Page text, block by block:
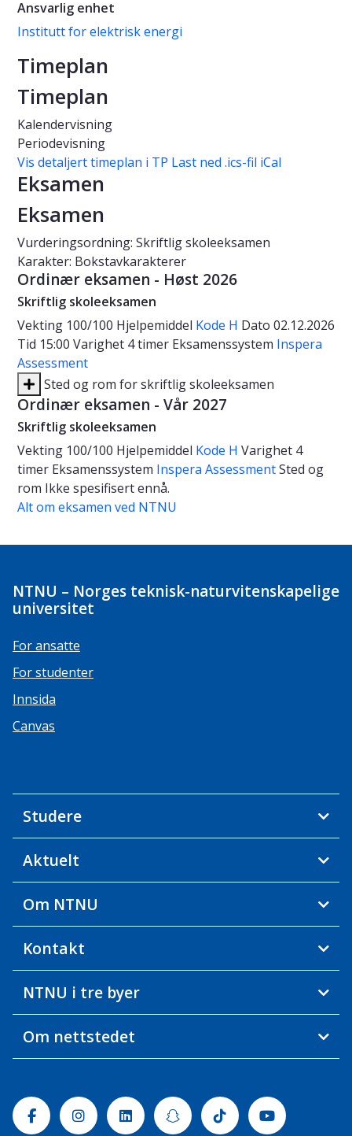
Ansvarlig enhet
Institutt for elektrisk energi
Timeplan
Timeplan
Kalendervisning
Periodevisning
Vis detaljert timeplan i TP Last ned .ics-fil iCal
Eksamen
Eksamen
Vurderingsordning: Skriftlig skoleeksamen
Karakter: Bokstavkarakterer
Ordinær eksamen - Høst 2026
Skriftlig skoleeksamen
Vekting 100/100 Hjelpemiddel Kode H Dato 02.12.2026
Tid 15:00 Varighet 4 timer Eksamenssystem Inspera
Assessment
Sted og rom for skriftlig skoleeksamen
Ordinær eksamen - Vår 2027
Skriftlig skoleeksamen
Vekting 100/100 Hjelpemiddel Kode H Varighet 4
timer Eksamenssystem Inspera AssessmentSted og
rom Ikke spesifisert ennå.
Alt om eksamen ved NTNU
NTNU – Norges teknisk-naturvitenskapelige
universitet
For ansatte
For studenter
Innsida
Canvas
Studere
Aktuelt
Om NTNU
Kontakt
NTNU i tre byer
Om nettstedet
FacebookInstagramLinkedinSnapchatTiktok Youtube